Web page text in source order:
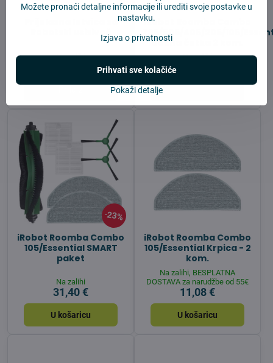
Robotski usisivač
Na zalihi
iRobot Roomba Combo
705/505/405/205/105/
Bočna četka 2 kom.
Na zalihi
23%
iRobot Roomba Combo
105/Essential SMART
paket
Na zalihi
31,40 €
U košaricu
iRobot Roomba Combo
105/Essential Krpica - 2
kom.
Na zalihi, BESPLATNA
DOSTAVA za narudžbe od 55€
11,08 €
U košaricu
Možete pronaći detaljne informacije ili urediti svoje postavke u
nastavku.
Izjava o privatnosti
Pokaži detalje
Prihvati sve kolačiće